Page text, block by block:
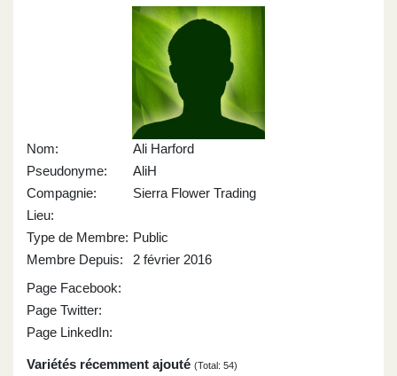
Nom:
Ali Harford
Pseudonyme:
AliH
Compagnie:
Sierra Flower Trading
Lieu:
Type de Membre: Public
Membre Depuis:
2 février 2016
Page Facebook:
Page Twitter:
Page LinkedIn:
Variétés récemment ajouté (Total: 54)